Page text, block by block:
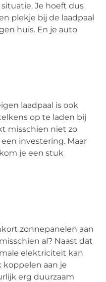
Je hoeft dus
plekje bij de laadpaal
huis. En je auto
laadpaal is ook
op te laden bij
misschien niet zo
investering. Maar
je een stuk
zonnepanelen aan
al? Naast dat
elektriciteit kan
aan je
erg duurzaam